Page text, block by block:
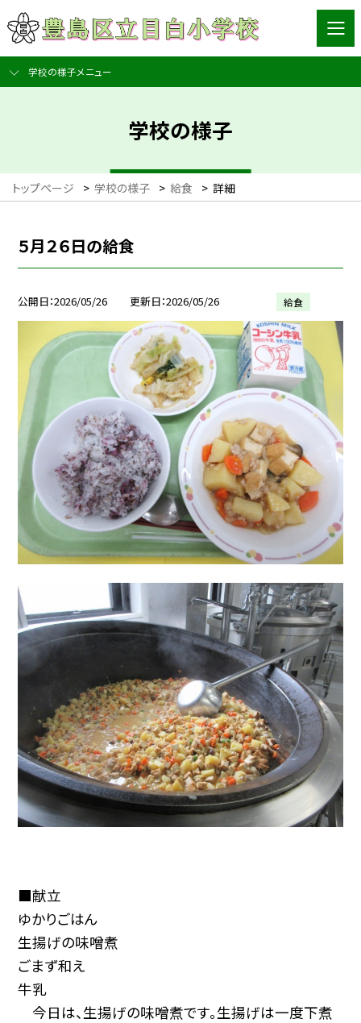
学校の様子メニュー
学校の様子
トップページ > 学校の様子 > 給食 > 詳細
５月２６日の給食
公開日 2026/05/26 更新日 2026/05/26 給食
■献立
ゆかりごはん
生揚げの味噌煮
ごまず和え
牛乳
今日は、生揚げの味噌煮です。生揚げは一度下煮